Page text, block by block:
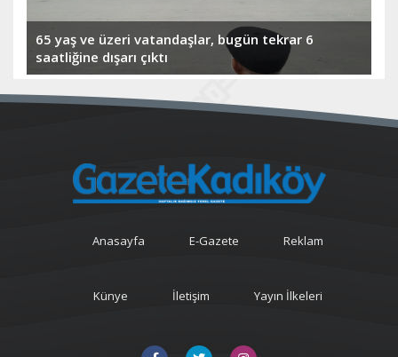
65 yaş ve üzeri vatandaşlar, bugün tekrar 6
saatliğine dışarı çıktı
Anasayfa E-Gazete Reklam
Künye İletişim Yayın İlkeleri